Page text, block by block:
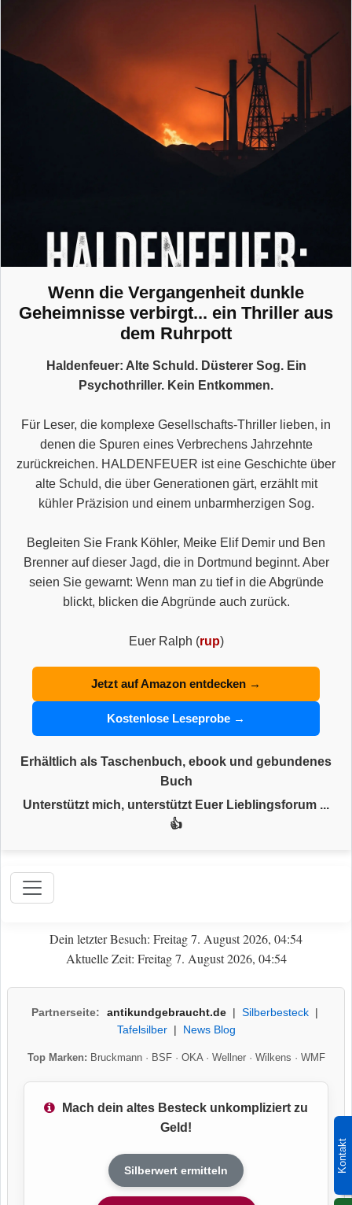
Kontakt
Wenn die Vergangenheit dunkle
Geheimnisse verbirgt... ein Thriller aus
dem Ruhrpott
Haldenfeuer: Alte Schuld. Düsterer Sog. Ein
Psychothriller. Kein Entkommen.
Für Leser, die komplexe Gesellschafts-Thriller lieben, in
denen die Spuren eines Verbrechens Jahrzehnte
zurückreichen. HALDENFEUER ist eine Geschichte über
alte Schuld, die über Generationen gärt, erzählt mit
kühler Präzision und einem unbarmherzigen Sog.
Begleiten Sie Frank Köhler, Meike Elif Demir und Ben
Brenner auf dieser Jagd, die in Dortmund beginnt. Aber
seien Sie gewarnt: Wenn man zu tief in die Abgründe
blickt, blicken die Abgründe auch zurück.
Euer Ralph (rup)
Jetzt auf Amazon entdecken →
Kostenlose Leseprobe →
Erhältlich als Taschenbuch, ebook und gebundenes
Buch
Unterstützt mich, unterstützt Euer Lieblingsforum ...
👍
Dein letzter Besuch: Freitag 7. August 2026, 04:54
Aktuelle Zeit: Freitag 7. August 2026, 04:54
Partnerseite: antikundgebraucht.de| Silberbesteck|
Tafelsilber| News Blog
Top Marken: Bruckmann· BSF· OKA· Wellner· Wilkens · WMF
Mach dein altes Besteck unkompliziert zu
Geld!
Silberwert ermitteln